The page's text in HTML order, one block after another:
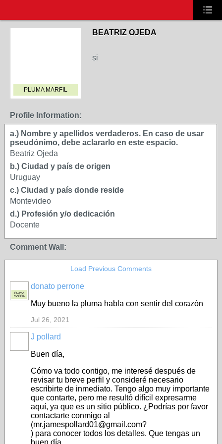
PLUMA MARFIL
BEATRIZ OJEDA
si
Profile Information:
a.) Nombre y apellidos verdaderos. En caso de usar
pseudónimo, debe aclararlo en este espacio.
Beatriz Ojeda
b.) Ciudad y país de origen
Uruguay
c.) Ciudad y país donde reside
Montevideo
d.) Profesión y/o dedicación
Docente
Comment Wall:
Load Previous Comments
PLUMA
MARFIL
donato perrone
Muy bueno la pluma habla con sentir del corazón
Jul 26, 2021
J pollard
Buen día,
Cómo va todo contigo, me interesé después de
revisar tu breve perfil y consideré necesario
escribirte de inmediato. Tengo algo muy importante
que contarte, pero me resultó difícil expresarme
aquí, ya que es un sitio público. ¿Podrías por favor
contactarte conmigo al
(mr.jamespollard01@gmail.com?
) para conocer todos los detalles. Que tengas un
buen día